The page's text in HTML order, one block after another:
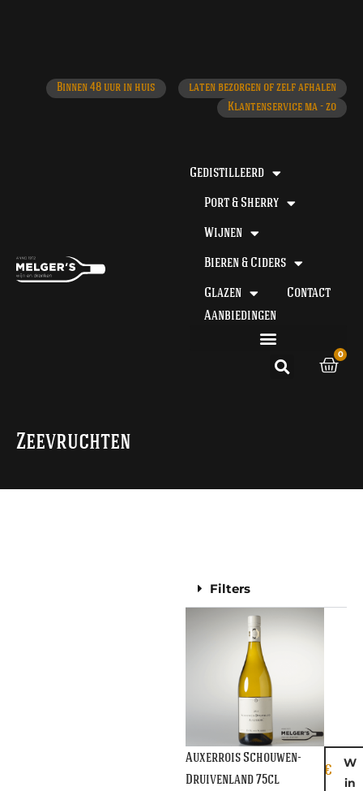
Binnen 48 uur in huis
laten bezorgen of zelf afhalen
Klantenservice ma - zo
Gedistilleerd
Port & Sherry
Wijnen
Bieren & Ciders
Glazen
Contact
Aanbiedingen
0
Zeevruchten
Filters
Auxerrois Schouwen-
Druivenland 75cl
€
W
in